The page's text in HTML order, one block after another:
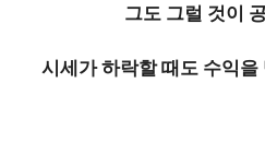
그도 그럴 것이
시세가 하락할 때도 수익을